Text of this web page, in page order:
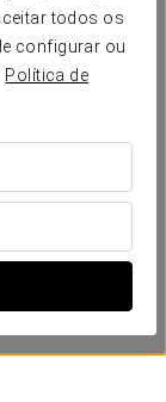
todos os
configurar ou
Política de